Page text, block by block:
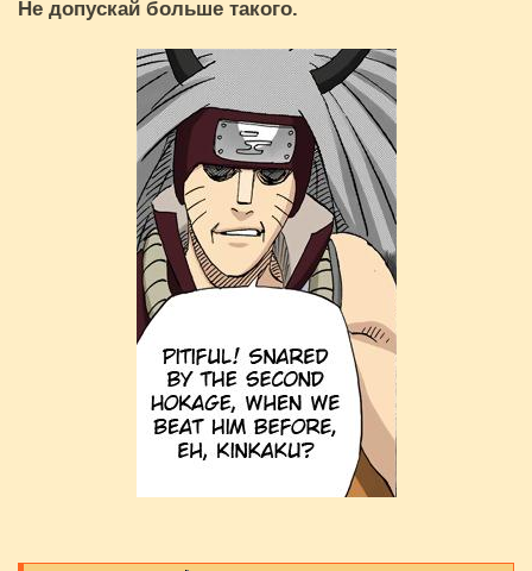
Не допускай больше такого.